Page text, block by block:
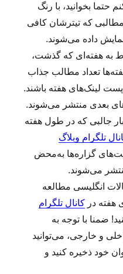
ب‌
و‌
ک
ر
(
۳
۵
)
:
د
فِ
ر
گ
بخوانید، با رنگ
که تیترشان کافی
داده می‌شوند.
به هفته‌ای که گذشت،
تعداد مطالب جذاب
لینک‌های هفته باشند.
بعدی منتشر می‌شوند.
جالبی که در طول هفته
تلگرام وبلاگ
گزاره‌ها به‌محض
می‌شوند.
انگلیسی مطالعه‌
هفته درکانال تلگرام
ضمنا با توجه به
و خارجی، می‌توانید
خود ذخیره کنید و